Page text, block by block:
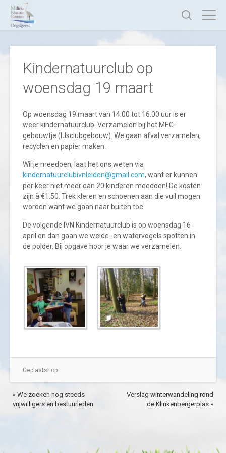
Kindernatuurclub op
woensdag 19 maart
Op woensdag 19 maart van 14.00 tot 16.00 uur is er
weer kindernatuurclub. Verzamelen bij het MEC-
gebouwtje (IJsclubgebouw). We gaan afval verzamelen,
recyclen en papier maken.
Wil je meedoen, laat het ons weten via
kindernatuurclubivnleiden@gmail.com, want er kunnen
per keer niet meer dan 20 kinderen meedoen! De kosten
zijn à €1.50. Trek kleren en schoenen aan die vuil mogen
worden want we gaan naar buiten toe.
De volgende IVN Kindernatuurclub is op woensdag 16
april en dan gaan we weide- en watervogels spotten in
de polder. Bij opgave hoor je waar we verzamelen.
Geplaatst op
« We zoeken nog steeds
vrijwilligers en bestuurleden
Verslag winterwandeling rond
de Klinkenbergerplas »